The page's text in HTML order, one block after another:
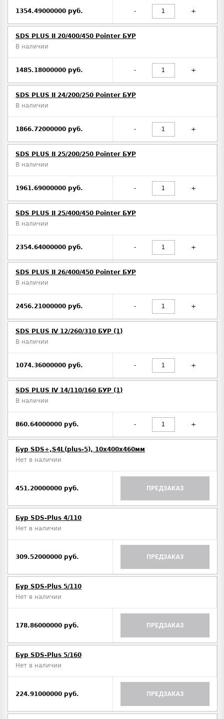
1354.49000000 руб. - +
SDS PLUS II 20/400/450 Pointer БУР
В наличии
1485.18000000 руб. - +
SDS PLUS II 24/200/250 Pointer БУР
В наличии
1866.72000000 руб. - +
SDS PLUS II 25/200/250 Pointer БУР
В наличии
1961.69000000 руб. - +
SDS PLUS II 25/400/450 Pointer БУР
В наличии
2354.64000000 руб. - +
SDS PLUS II 26/400/450 Pointer БУР
В наличии
2456.21000000 руб. - +
SDS PLUS IV 12/260/310 БУР (1)
В наличии
1074.36000000 руб. - +
SDS PLUS IV 14/110/160 БУР (1)
В наличии
860.64000000 руб. - +
Бур SDS+,S4L(plus-5), 10х400x460мм
Нет в наличии
451.20000000 руб. ПРЕДЗАКАЗ
Бур SDS-Plus 4/110
Нет в наличии
309.52000000 руб. ПРЕДЗАКАЗ
Бур SDS-Plus 5/110
Нет в наличии
178.86000000 руб. ПРЕДЗАКАЗ
Бур SDS-Plus 5/160
Нет в наличии
224.91000000 руб. ПРЕДЗАКАЗ